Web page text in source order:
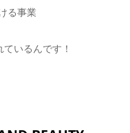
る事業
いるんです！